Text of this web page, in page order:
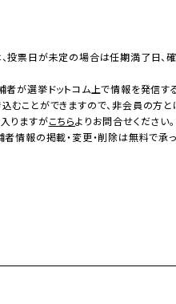
投票日が未定の場合は任期満了日
が選挙ドットコム上で情報を発信す
むことができますので、非会員の方と
りますがこちらよりお問合せください。
情報の掲載・変更・削除は無料で承っ